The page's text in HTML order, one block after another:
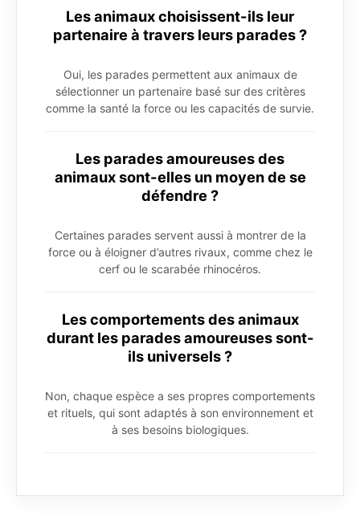
Les animaux choisissent-ils leur
partenaire à travers leurs parades ?
Oui, les parades permettent aux animaux de
sélectionner un partenaire basé sur des critères
comme la santé la force ou les capacités de survie.
Les parades amoureuses des
animaux sont-elles un moyen de se
défendre ?
Certaines parades servent aussi à montrer de la
force ou à éloigner d’autres rivaux, comme chez le
cerf ou le scarabée rhinocéros.
Les comportements des animaux
durant les parades amoureuses sont-
ils universels ?
Non, chaque espèce a ses propres comportements
et rituels, qui sont adaptés à son environnement et
à ses besoins biologiques.